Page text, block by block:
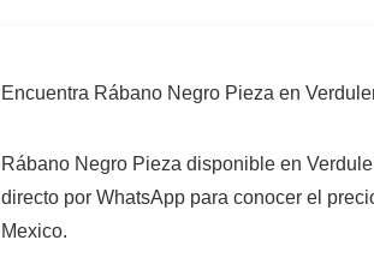
Encuentra Rábano Negro Pieza en
Rábano Negro Pieza disponible en
directo por WhatsApp para conocer el
Mexico.